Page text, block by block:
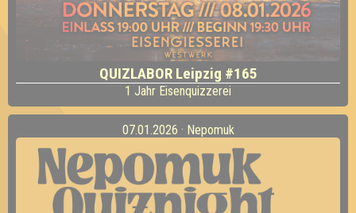
QUIZLABOR Leipzig #165
1 Jahr Eisenquizzerei
07.01.2026 · Nepomuk